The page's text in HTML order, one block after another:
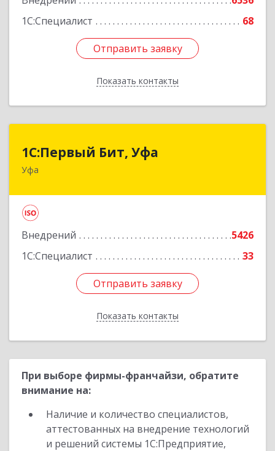
1С:Специалист
68
Отправить заявку
Показать контакты
Подробнее
Отправить заявку
Назад
1С:Первый Бит, Уфа
Уфа
Внедрений
5426
1С:Специалист
33
Отправить заявку
Показать контакты
1С:Первый Бит, Уфа
Отправить заявку
Назад
При выборе фирмы-франчайзи, обратите
внимание на:
Наличие и количество специалистов,
аттестованных на внедрение технологий
и решений системы 1С:Предприятие,